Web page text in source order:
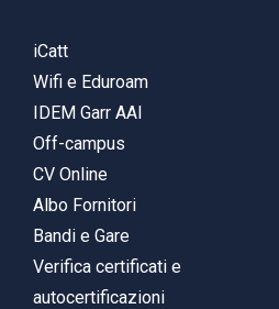
iCatt
Wifi e Eduroam
IDEM Garr AAI
Off-campus
CV Online
Albo Fornitori
Bandi e Gare
Verifica certificati e
autocertificazioni